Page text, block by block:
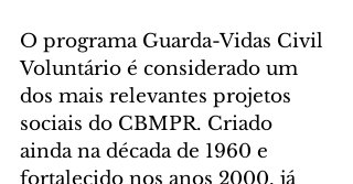
O programa Guarda-Vidas Civil
Voluntário é considerado um
dos mais relevantes projetos
sociais do CBMPR. Criado
ainda na década de 1960 e
fortalecido nos anos 2000, já